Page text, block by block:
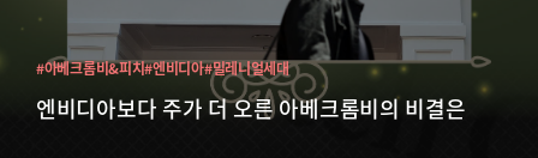
엔비디아보다 주가 더 오른 아베크롬비의 비결은
#아베크롬비&피치#엔비디아#밀레니얼세대